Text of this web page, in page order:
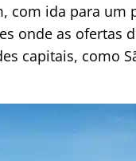
com ida para um
onde as ofertas
capitais, como